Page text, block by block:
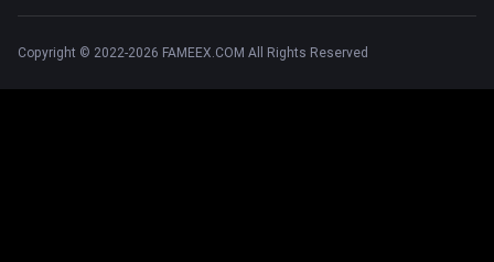
Copyright © 2022-2026 FAMEEX.COM All Rights Reserved